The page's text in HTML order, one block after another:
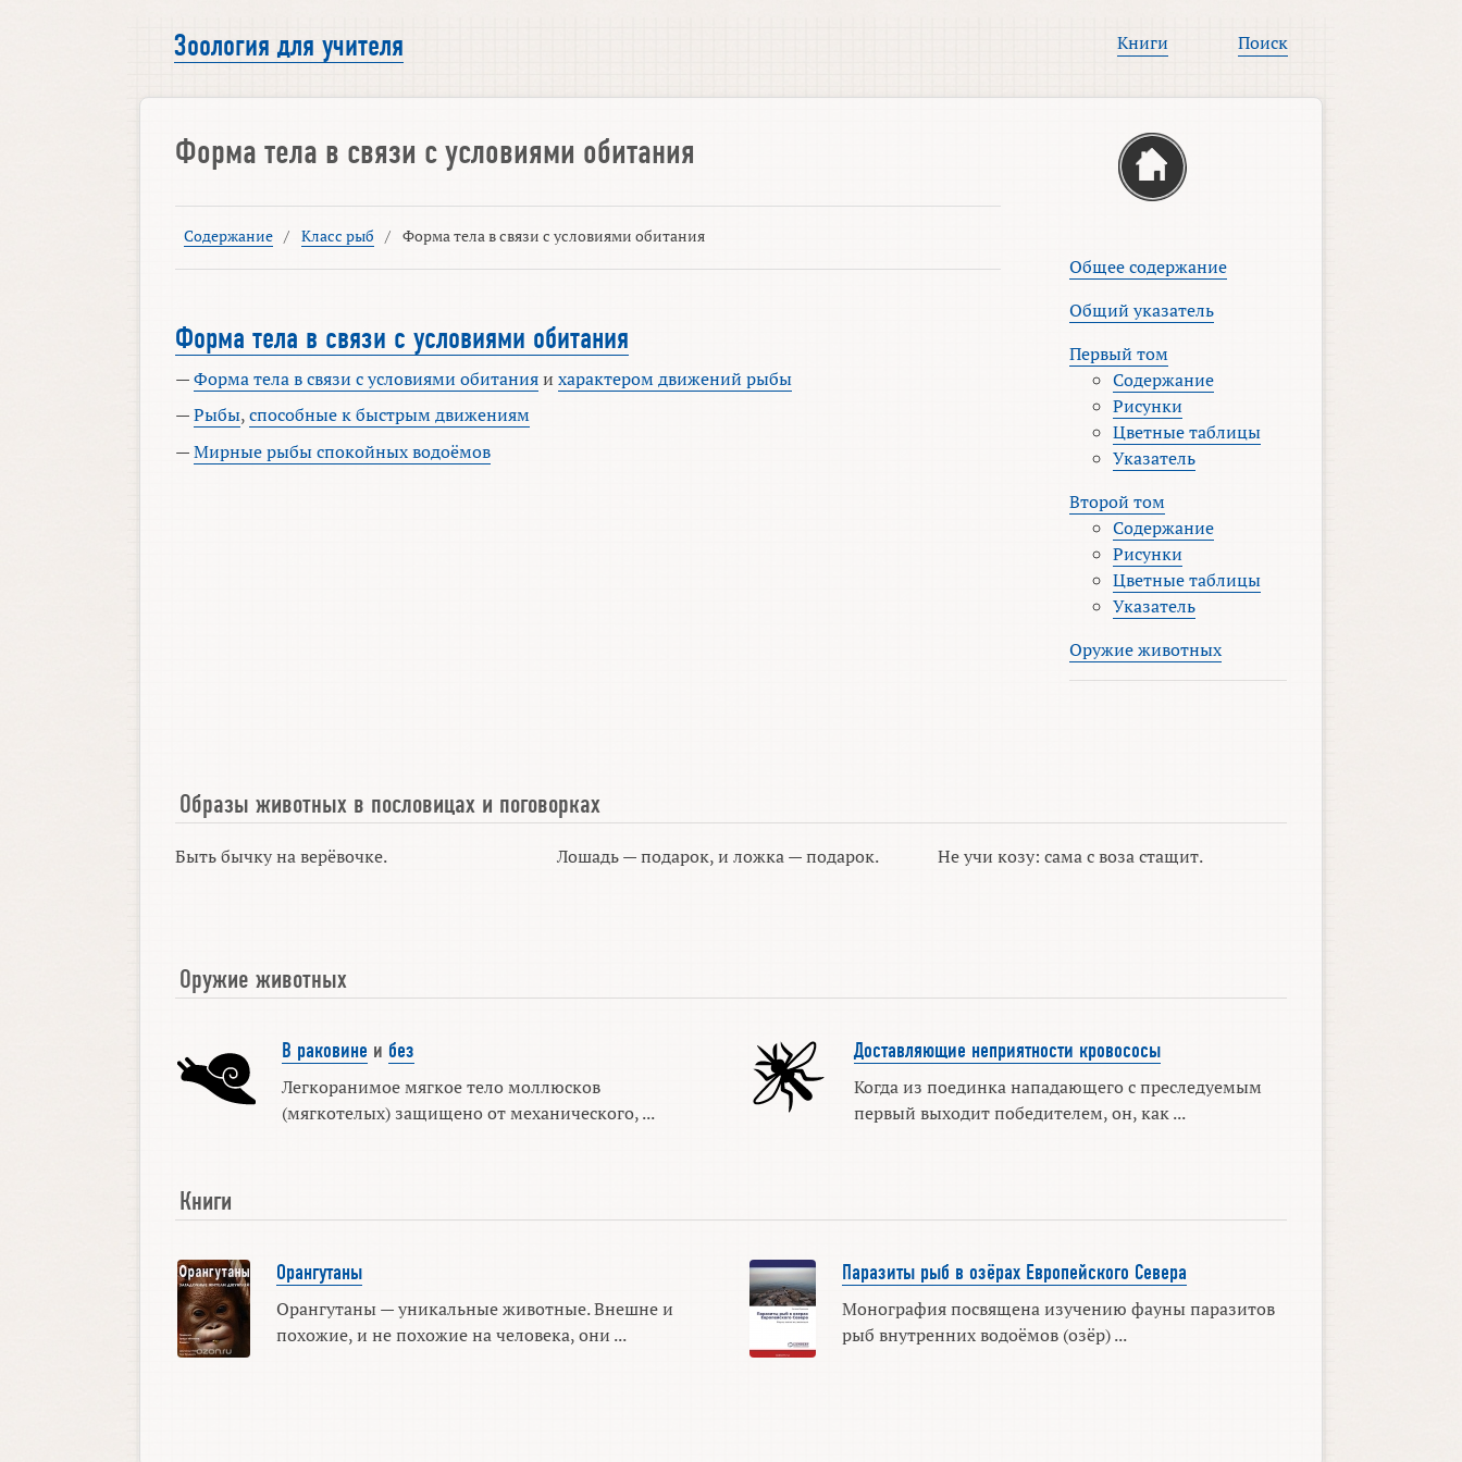
Зоология для учителя Книги Поиск
Форма тела в связи с условиями обитания
Содержание / Класс рыб / Форма тела в связи с условиями обитания
Форма тела в связи с условиями обитания
—Форма тела в связи с условиями обитанияихарактером движений рыбы
—Рыбы,способные к быстрым движениям
—Мирные рыбы спокойных водоёмов
Общее содержание
Общий указатель
Первый том
Содержание
Рисунки
Цветные таблицы
Указатель
Второй том
Содержание
Рисунки
Цветные таблицы
Указатель
Оружие животных
Образы животных в пословицах и поговорках
Быть бычку на верёвочке. Лошадь — подарок, и ложка — подарок. Не учи козу: сама с воза стащит.
Оружие животных
В раковине и без
Легкоранимое мягкое тело моллюсков
(мягкотелых) защищено от механического, ...
Доставляющие неприятности кровососы
Когда из поединка нападающего с преследуемым
первый выходит победителем, он, как ...
Книги
Орангутаны
Орангутаны — уникальные животные. Внешне и
похожие, и не похожие на человека, они ...
Паразиты рыб в озёрах Европейского Севера
Монография посвящена изучению фауны паразитов
рыб внутренних водоёмов (озёр) ...